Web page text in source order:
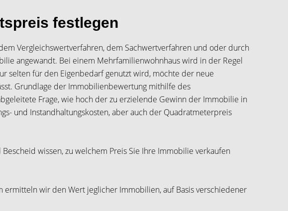
festlegen
Vergleichswertverfahren, dem Sachwertverfahren und oder durch
angewandt. Bei einem Mehrfamilienwohnhaus wird in der Regel
selten für den Eigenbedarf genutzt wird, möchte der neue
Grundlage der Immobilienbewertung mithilfe des
Frage, wie hoch der zu erzielende Gewinn der Immobilie in
und Instandhaltungskosten, aber auch der Quadratmeterpreis
wissen, zu welchem Preis Sie Ihre Immobilie verkaufen
wir den Wert jeglicher Immobilien, auf Basis verschiedener